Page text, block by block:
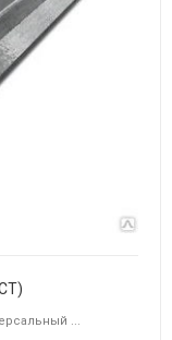
...